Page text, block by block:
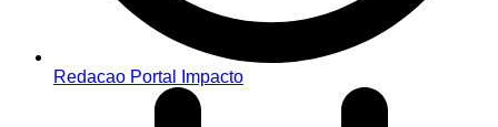
Redacao Portal Impacto